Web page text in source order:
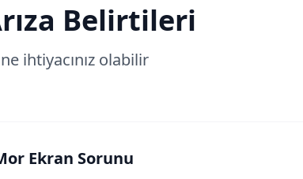
Belirtileri
ihtiyacınız olabilir
Ekran Sorunu